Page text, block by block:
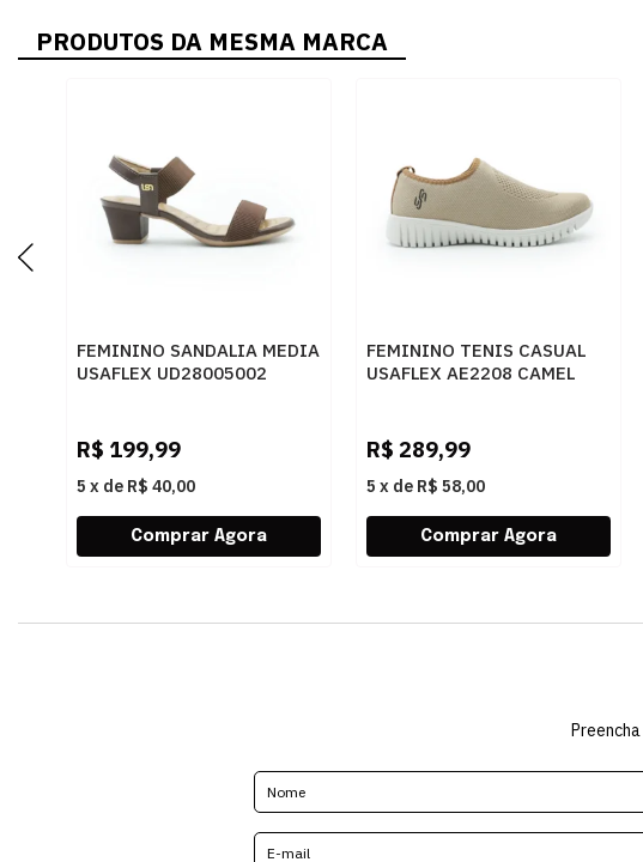
PRODUTOS DA MESMA MARCA
FEMININO SANDALIA MEDIA
USAFLEX UD28005002
R$ 199,99
5 x de R$ 40,00
FEMININO TENIS CASUAL
USAFLEX AE2208 CAMEL
R$ 289,99
5 x de R$ 58,00